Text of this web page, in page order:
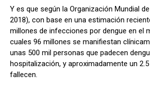
Y es que según la Organización Mundial
2018), con base en una estimación
millones de infecciones por dengue en el
cuales 96 millones se manifiestan
unas 500 mil personas que padecen
hospitalización, y aproximadamente un
fallecen.